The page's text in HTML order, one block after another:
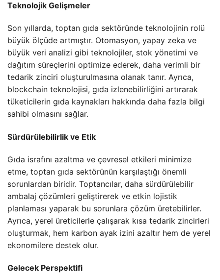
Teknolojik Gelişmeler
Son yıllarda, toptan gıda sektöründe teknolojinin rolü
büyük ölçüde artmıştır. Otomasyon, yapay zeka ve
büyük veri analizi gibi teknolojiler, stok yönetimi ve
dağıtım süreçlerini optimize ederek, daha verimli bir
tedarik zinciri oluşturulmasına olanak tanır. Ayrıca,
blockchain teknolojisi, gıda izlenebilirliğini artırarak
tüketicilerin gıda kaynakları hakkında daha fazla bilgi
sahibi olmasını sağlar.
Sürdürülebilirlik ve Etik
Gıda israfını azaltma ve çevresel etkileri minimize
etme, toptan gıda sektörünün karşılaştığı önemli
sorunlardan biridir. Toptancılar, daha sürdürülebilir
ambalaj çözümleri geliştirerek ve etkin lojistik
planlaması yaparak bu sorunlara çözüm üretebilirler.
Ayrıca, yerel üreticilerle çalışarak kısa tedarik zincirleri
oluşturmak, hem karbon ayak izini azaltır hem de yerel
ekonomilere destek olur.
Gelecek Perspektifi